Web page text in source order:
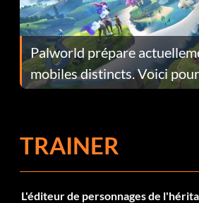
Palworld prépare
mobiles distincts. Voici
TRAINER
L'éditeur de personnages de